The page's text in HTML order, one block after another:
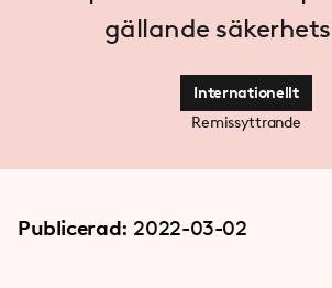
gällande
Internationellt
Remissyttrande
Publicerad: 2022-03-02